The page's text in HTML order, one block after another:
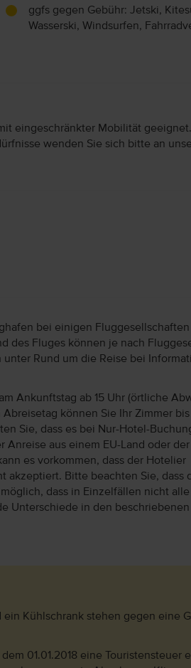
ggfs gegen Gebühr: Jetski,
Wasserski, Windsurfen,
eingeschränkter Mobilität
wenden Sie sich bitte an
bei einigen Fluggesellschaften
des Fluges können je nach
Rund um die Reise bei
Ankunftstag ab 15 Uhr (örtliche
können Sie Ihr Zimmer bis
Sie, dass es bei Nur-Hotel-
aus einem EU-Land oder
es vorkommen, dass der Hotelier
akzeptiert. Bitte beachten Sie, dass
dass in Einzelfällen nicht
Unterschiede in den
Kühlschrank stehen gegen eine
01.01.2018 eine Touristensteuer